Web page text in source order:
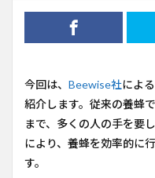
今回は、 Beewise社によ
紹介します。従来の養蜂
まで、多くの人の手を要
により、養蜂を効率的に
す。